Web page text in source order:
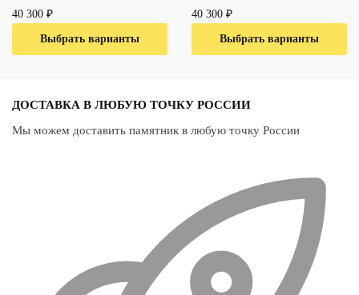
40 300 ₽
В один клик
Выбрать варианты
40 300 ₽
В один клик
Выбрать варианты
ДОСТАВКА В ЛЮБУЮ ТОЧКУ РОССИИ
Мы можем доставить памятник в любую точку России